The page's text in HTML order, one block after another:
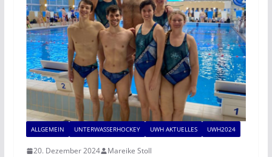
ALLGEMEIN UNTERWASSERHOCKEY UWH AKTUELLES UWH2024
20. Dezember 2024 Mareike Stoll